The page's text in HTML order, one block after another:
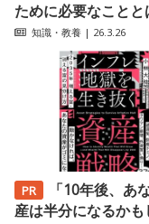
ために必要なことと
知識・教養 | 26.3.26
「10年後、あ
産は半分になるかも